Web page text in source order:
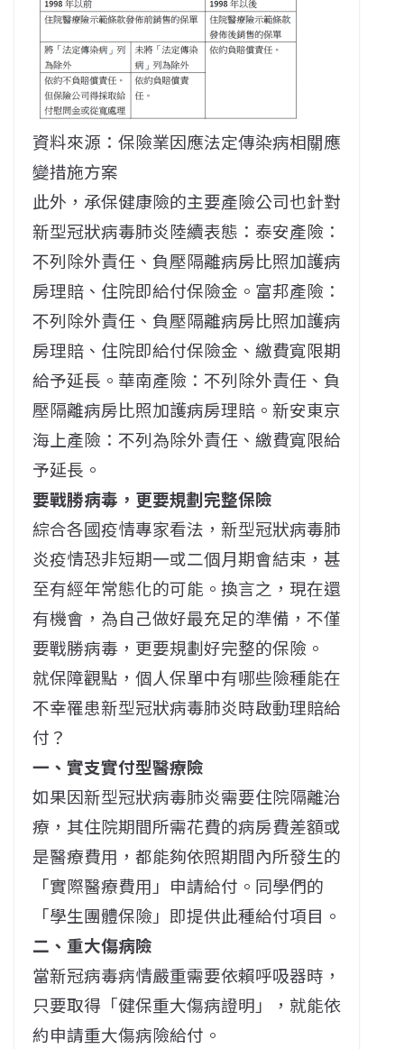
資料來源：保險業因應法定傳染病相關應
變措施方案
此外，承保健康險的主要產險公司也針對
新型冠狀病毒肺炎陸續表態：泰安產險：
不列除外責任、負壓隔離病房比照加護病
房理賠、住院即給付保險金。富邦產險：
不列除外責任、負壓隔離病房比照加護病
房理賠、住院即給付保險金、繳費寬限期
給予延長。華南產險：不列除外責任、負
壓隔離病房比照加護病房理賠。新安東京
海上產險：不列為除外責任、繳費寬限給
予延長。
要戰勝病毒，更要規劃完整保險
綜合各國疫情專家看法，新型冠狀病毒肺
炎疫情恐非短期一或二個月期會結束，甚
至有經年常態化的可能。換言之，現在還
有機會，為自己做好最充足的準備，不僅
要戰勝病毒，更要規劃好完整的保險。
就保障觀點，個人保單中有哪些險種能在
不幸罹患新型冠狀病毒肺炎時啟動理賠給
付？
一、實支實付型醫療險
如果因新型冠狀病毒肺炎需要住院隔離治
療，其住院期間所需花費的病房費差額或
是醫療費用，都能夠依照期間內所發生的
「實際醫療費用」申請給付。同學們的
「學生團體保險」即提供此種給付項目。
二、重大傷病險
當新冠病毒病情嚴重需要依賴呼吸器時，
只要取得「健保重大傷病證明」，就能依
約申請重大傷病險給付。